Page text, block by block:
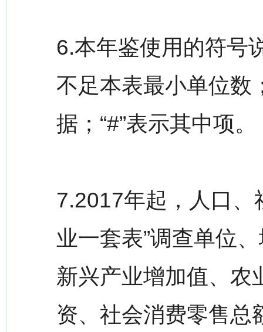
6.本年鉴使用的符号
不足本表最小单位数
据；“#”表示其中项。
7.2017年起，人口、
业一套表”调查单位
新兴产业增加值、农
资、社会消费零售总